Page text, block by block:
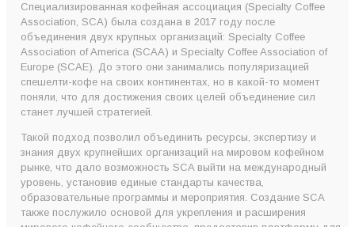
Специализированная кофейная ассоциация (Specialty Coffee
Association, SCA) была создана в 2017 году после
объединения двух крупных организаций: Specialty Coffee
Association of America (SCAA) и Specialty Coffee Association of
Europe (SCAE). До этого они занимались популяризацией
спешелти-кофе на своих континентах, но в какой-то момент
поняли, что для достижения своих целей объединение сил
станет лучшей стратегией.
Такой подход позволил объединить ресурсы, экспертизу и
знания двух крупнейших организаций на мировом кофейном
рынке, что дало возможность SCA выйти на международный
уровень, установив единые стандарты качества,
образовательные программы и мероприятия. Создание SCA
также послужило основой для укрепления и расширения